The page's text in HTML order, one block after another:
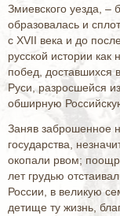
Змиевского уезда, –
образовалась и
с XVII века и до
русской истории
побед, доставшихся
Руси, разросшейся
обширную
Заняв заброшенное
государства,
окопали рвом;
лет грудью
России, в великую
детище ту жизнь,